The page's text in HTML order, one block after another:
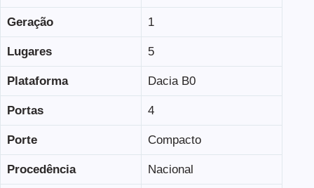
Geração 1
Lugares 5
Plataforma Dacia B0
Portas 4
Porte Compacto
Procedência Nacional